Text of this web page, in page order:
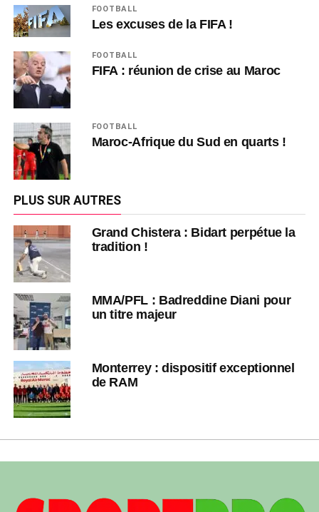
FOOTBALL
Les excuses de la FIFA !
FOOTBALL
FIFA : réunion de crise au Maroc
FOOTBALL
Maroc-Afrique du Sud en quarts !
PLUS SUR AUTRES
Grand Chistera : Bidart perpétue la
tradition !
MMA/PFL : Badreddine Diani pour
un titre majeur
Monterrey : dispositif exceptionnel
de RAM